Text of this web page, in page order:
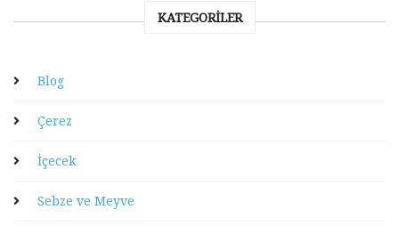
KATEGORILER
Blog
Çerez
İçecek
Sebze ve Meyve